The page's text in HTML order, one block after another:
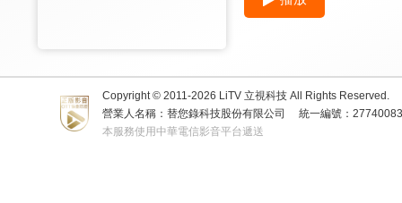
Copyright © 2011-2026 LiTV 立視科技 All Rights Reserved.
營業人名稱：替您錄科技股份有限公司
統一編號：
本服務使用中華電信影音平台遞送